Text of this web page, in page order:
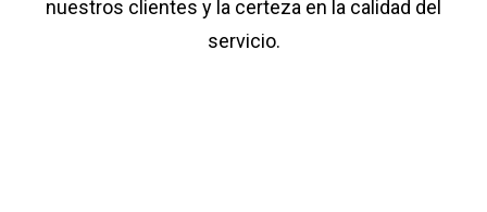
nuestros clientes y la certeza en la calidad del
servicio.